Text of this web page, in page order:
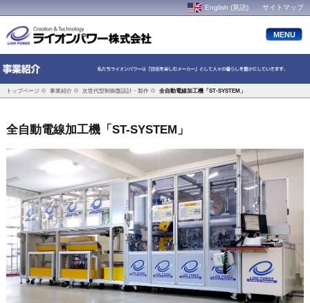
English (英語) サイトマップ
MENU
トップページ 事業紹介 次世代型制御盤設計・製作 全自動電線加工機「ST-SYSTEM」
全自動電線加工機「 ST-SYSTEM 」